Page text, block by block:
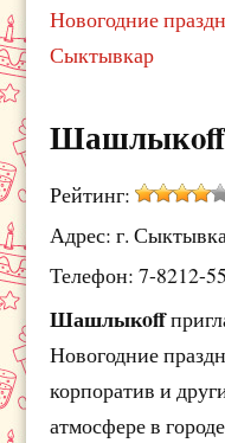
Новогодние
Сыктывкар
Шашлыкoff
Рейтинг:
Адрес: г.
Телефон: 7-8212-
Шашлыкoff
Новогодние
корпоратив и
атмосфере в